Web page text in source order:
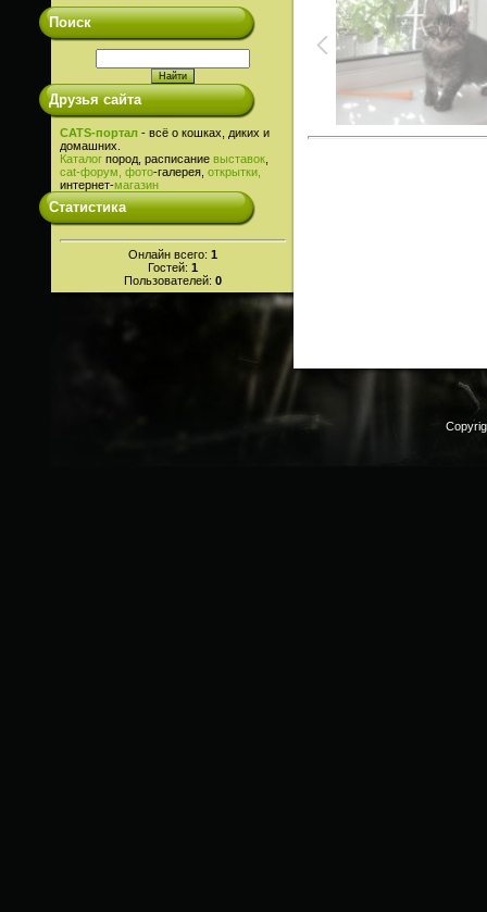
Поиск
Друзья сайта
CATS-портал - всё о кошках, диких и
домашних.
Каталог пород, расписание выставок
cat-форум, фото-галерея, открытки,
интернет-магазин
Статистика
Онлайн всего: 1
Гостей: 1
Пользователей: 0